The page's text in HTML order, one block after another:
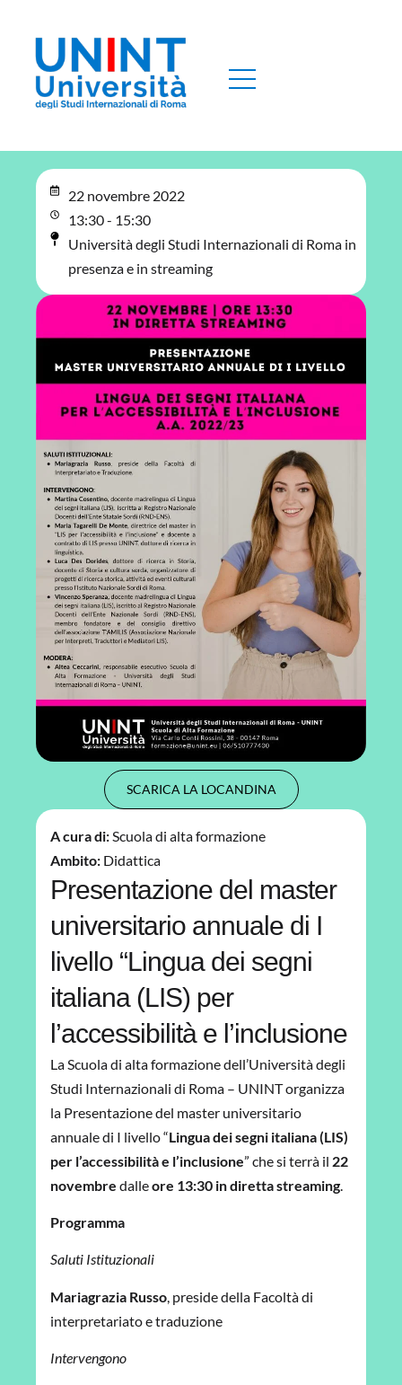
22 novembre 2022
13:30 - 15:30
Università degli Studi Internazionali di Roma in
presenza e in streaming
SCARICA LA LOCANDINA
A cura di: Scuola di alta formazione
Ambito: Didattica
Presentazione del master
universitario annuale di I
livello “Lingua dei segni
italiana (LIS) per
l’accessibilità e l’inclusione
La Scuola di alta formazione dell’Università degli
Studi Internazionali di Roma – UNINT organizza
la Presentazione del master universitario
annuale di I livello “Lingua dei segni italiana (LIS)
per l’accessibilità e l’inclusione” che si terrà il 22
novembre dalleore 13:30 in diretta streaming
Programma
Saluti Istituzionali
Mariagrazia Russo, preside della Facoltà di
interpretariato e traduzione
Intervengono